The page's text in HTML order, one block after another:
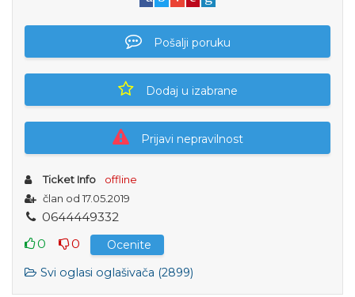
Pošalji poruku
Dodaj u izabrane
Prijavi nepravilnost
Ticket Info
offline
član od 17.05.2019
0644449332
0
0
Ocenite
Svi oglasi oglašivača (2899)